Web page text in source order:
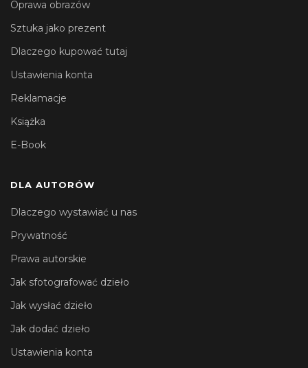
Oprawa obrazów
Sztuka jako prezent
Dlaczego kupować tutaj
Ustawienia konta
Reklamacje
Książka
E-Book
DLA AUTORÓW
Dlaczego wystawiać u nas
Prywatność
Prawa autorskie
Jak sfotografować dzieło
Jak wysłać dzieło
Jak dodać dzieło
Ustawienia konta